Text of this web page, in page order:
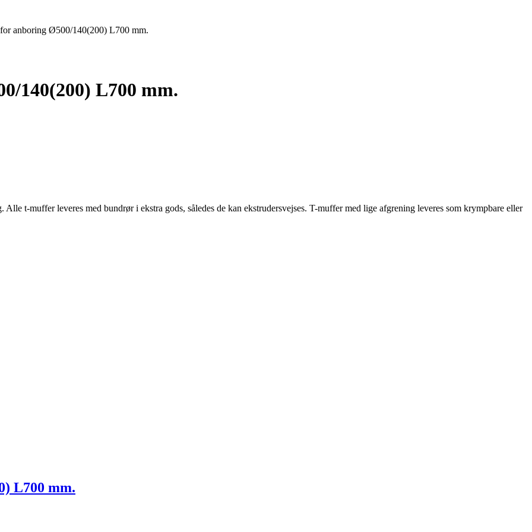
anboring Ø500/140(200) L700 mm.
140(200) L700 mm.
t-muffer leveres med bundrør i ekstra gods, således de kan ekstrudersvejses. T-muffer med lige afgrening leveres som krympbare eller
L700 mm.